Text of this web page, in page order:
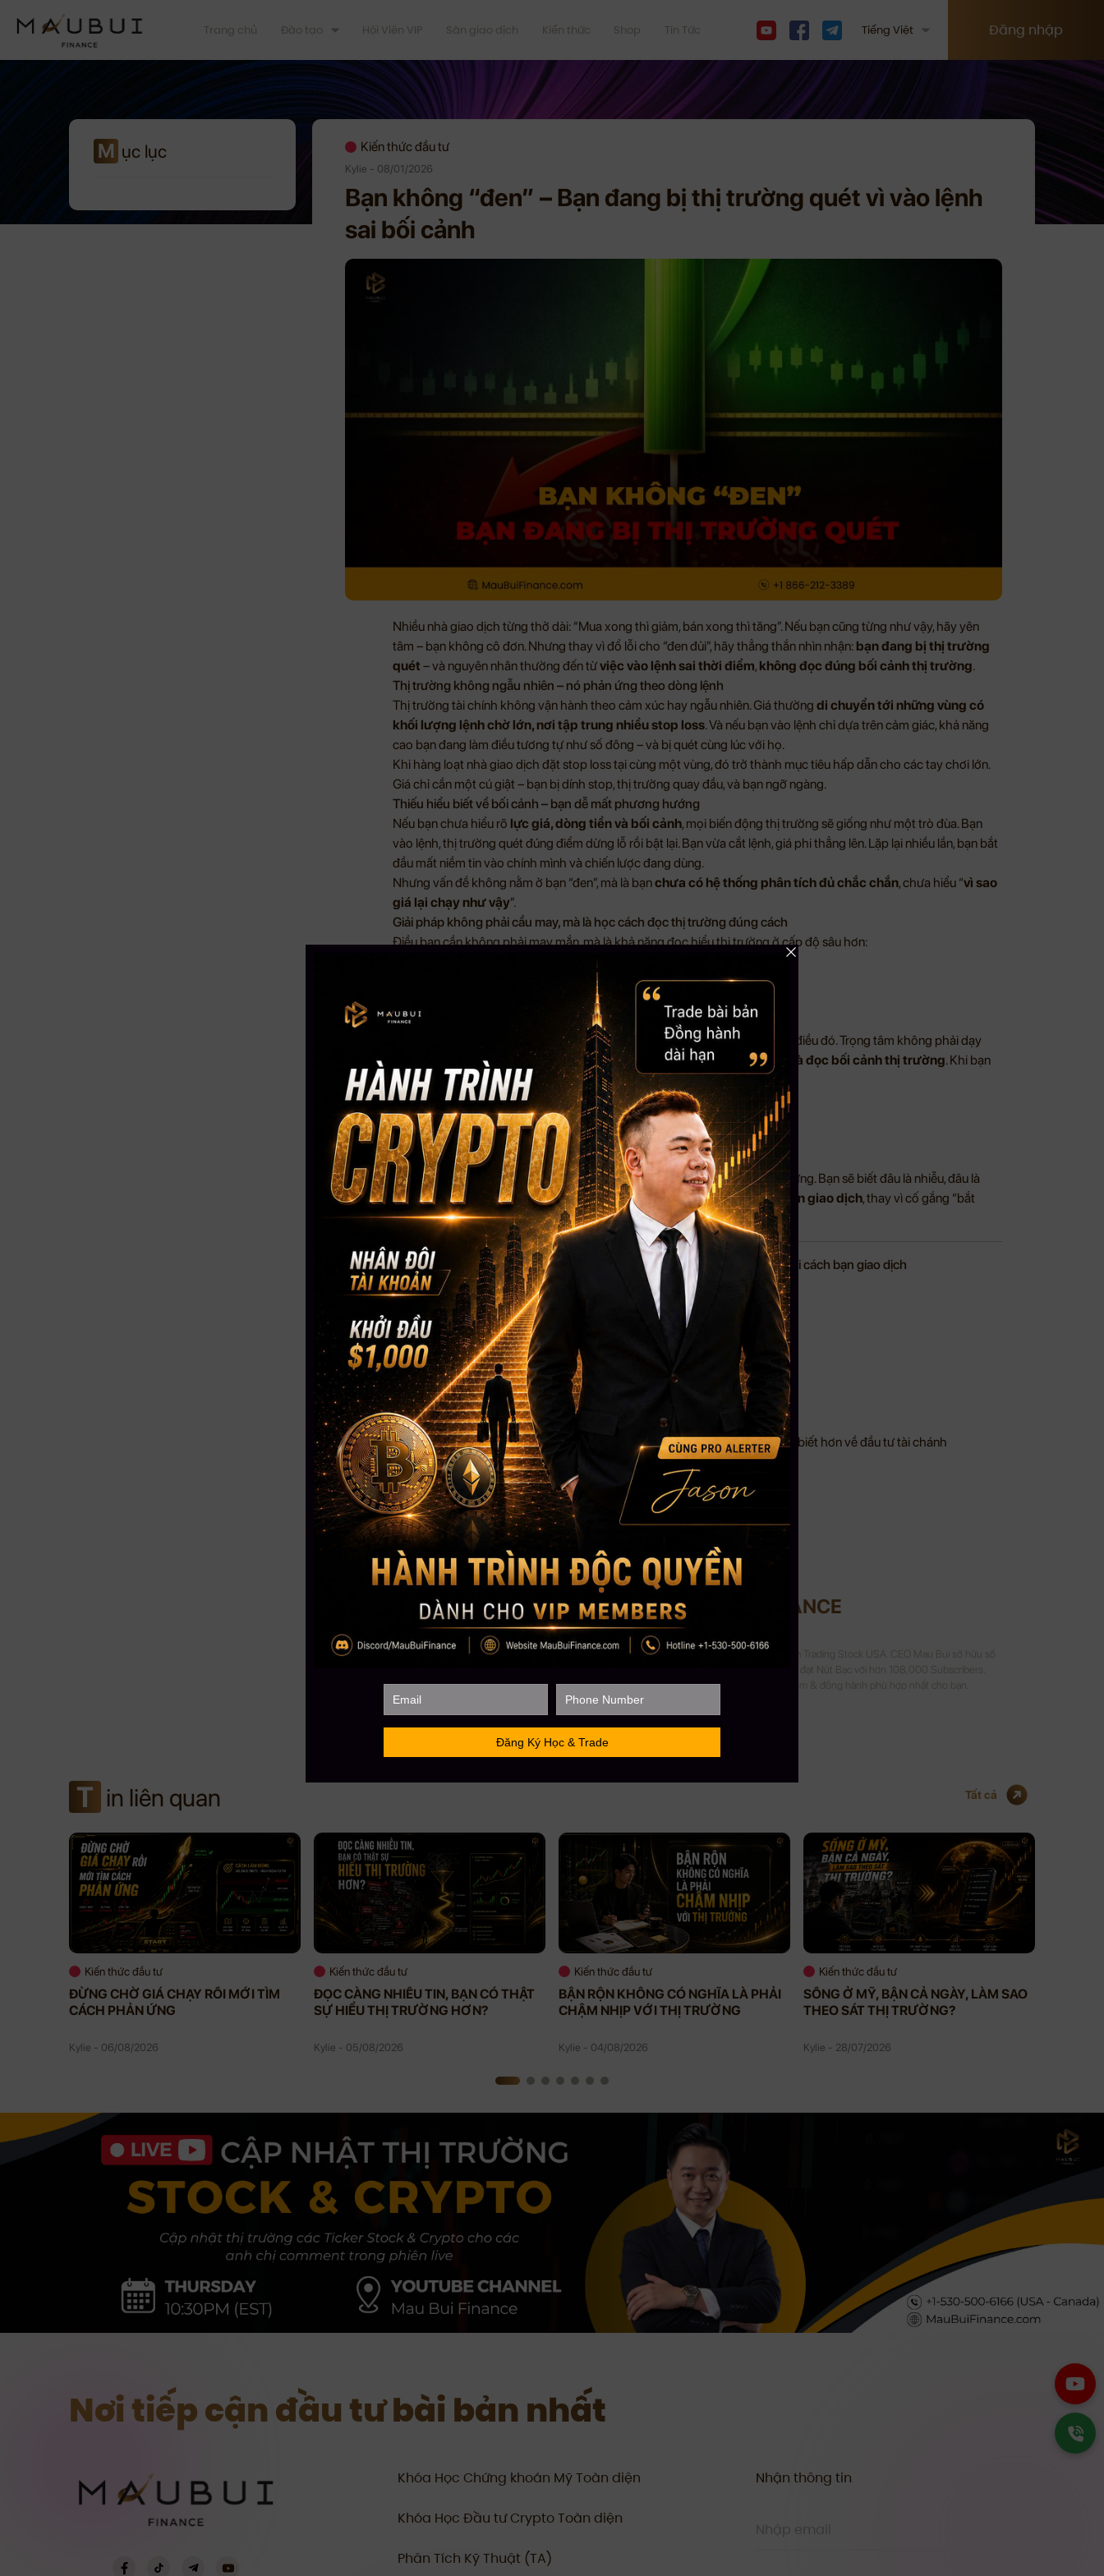
Trang chủ Đào tạo Hội Viên VIP Sàn giao dịch Kiến thức Shop Tin Tức Tiếng Việt Đăng nhập
M ục lục Kiến thức đầu tư
Kylie - 08/01/2026
Bạn không “đen” – Bạn đang bị thị trường quét vì vào lệnh
sai bối cảnh
Nhiều nhà giao dịch từng thở dài: “Mua xong thì giảm, bán xong thì tăng”. Nếu bạn cũng từng như vậy, hãy yên
tâm – bạn không cô đơn. Nhưng thay vì đổ lỗi cho “đen đủi”, hãy thẳng thắn nhìn nhận: bạn đang bị thị trường
quét – và nguyên nhân thường đến từviệc vào lệnh sai thời điểm, không đọc đúng bối cảnh thị trường.
Thị trường không ngẫu nhiên – nó phản ứng theo dòng lệnh
Thị trường tài chính không vận hành theo cảm xúc hay ngẫu nhiên. Giá thường di chuyển tới những vùng có
khối lượng lệnh chờ lớn, nơi tập trung nhiều stop loss. Và nếu bạn vào lệnh chỉ dựa trên cảm giác, khả năng
cao bạn đang làm điều tương tự như số đông – và bị quét cùng lúc với họ.
Khi hàng loạt nhà giao dịch đặt stop loss tại cùng một vùng, đó trở thành mục tiêu hấp dẫn cho các tay chơi lớn.
Giá chỉ cần một cú giật – bạn bị dính stop, thị trường quay đầu, và bạn ngỡ ngàng.
Thiếu hiểu biết về bối cảnh – bạn dễ mất phương hướng
Nếu bạn chưa hiểu rõ lực giá, dòng tiền và bối cảnh, mọi biến động thị trường sẽ giống như một trò đùa. Bạn
vào lệnh, thị trường quét đúng điểm dừng lỗ rồi bật lại. Bạn vừa cắt lệnh, giá phi thẳng lên. Lặp lại nhiều lần, bạn bắt
đầu mất niềm tin vào chính mình và chiến lược đang dùng.
Nhưng vấn đề không nằm ở bạn “đen”, mà là bạnchưa có hệ thống phân tích đủ chắc chắn, chưa hiểu “vì sao
giá lại chạy như vậy”.
Giải pháp không phải cầu may, mà là học cách đọc thị trường đúng cách
Điều bạn cần không phải may mắn, mà là khả năng đọc hiểu thị trường ở cấp độ sâu hơn:
Ai đang điều khiển nhịp điệu thị trường?
Dòng tiền đang chảy theo hướng nào?
Khi nào nên đứng ngoài thay vì “cố vào”?
K11 Stock Future Tradingđược thiết kế để giúp bạn làm được điều đó. Trọng tâm không phải dạy
bạn “chiêu trò”, mà là hướng dẫn cáchhiểu dòng tiền, phân tích lực giá, và đọc bối cảnh thị trường. Khi bạn
có được kiến thức nền tảng này, bạn sẽ:
Hạn chế bị quét lệnh do whipsaw (giật lên giật xuống)
Tăng xác suất đúng khi vào lệnh
Xây dựng sự tự tin dựa trên hiểu biết chứ không phải cảm xúc
Hiểu “vì sao” để không còn hoảng loạn khi thị trường giật
Khi bạn hiểu lý do phía sau biến động giá, bạn sẽ không còn vội vàng phản ứng. Bạn sẽ biết đâu là nhiễu, đâu là
chuyển pha thật sự. Và điều quan trọng hơn cả: bạn biết lúc nào không nên giao dịch, thay vì cố gắng “bắt
đáy” hay “đu đỉnh” theo cảm xúc.
Nếu bạn cảm thấy thị trường “cứ nhằm mình mà quét” – đã đến lúc xem lại cách bạn giao dịch
Bạn đang vào lệnh theo cảm xúc hay theo hệ thống?
Bạn đang nhìn toàn cảnh hay chỉ chăm chăm vào một đoạn nến nhỏ?
Bạn hiểu lý do dòng tiền dịch chuyển hay chỉ đoán mò?
K11 Stock Future Trading
sẽ giúp bạn làm rõ tất cả những điều này.
Khai giảng:21/01/2026
Thời gian học:9:30PM–11:30PM (giờ New York)
Học LIVE qua Discord – Mau Bui Finance
——————–
MAU BUI FINANCE – Với sứ mệnh giúp hàng triệu người Việt toàn cầu hiểu biết hơn về đầu tư tài chánh
Hotline: +1 866-212-3389
MauBuiFinance.com
Tham gia Discord VIP Group:
https://go.maubuifinance.com/vip2
FOUNDER & CEO MAU BUI FINANCE
CEO MBF
Với kinh nghiệm chinh chiến gần 12 năm Trading Crypto và 8 năm Trading Stock USA. CEO Mau Bui sở hữu số
lượng học viên trên toàn cầu lên đến gần 5000+, kênh Youtube đạt Nút Bạc với hơn 108,000 Subscribers.
CEO Mau Bui sẽ là người coaching hướng dẫn, chia sẻ kinh nghiệm & đồng hành phù hợp nhất cho bạn.
T in liên quan Tất cả
Kiến thức đầu tư
ĐỪNG CHỜ GIÁ CHẠY RỒI MỚI TÌM
CÁCH PHẢN ỨNG
Kylie - 06/08/2026
Kiến thức đầu tư
ĐỌC CÀNG NHIỀU TIN, BẠN CÓ THẬT
SỰ HIỂU THỊ TRƯỜNG HƠN?
Kylie - 05/08/2026
Kiến thức đầu tư
BẬN RỘN KHÔNG CÓ NGHĨA LÀ PHẢI
CHẬM NHỊP VỚI THỊ TRƯỜNG
Kylie - 04/08/2026
Kiến thức đầu tư
SỐNG Ở MỸ, BẬN CẢ NGÀY, LÀM SAO
THEO SÁT THỊ TRƯỜNG?
Kylie - 28/07/2026
Nơi tiếp cận đầu tư bài bản nhất
Khóa Học Chứng khoán Mỹ Toàn diện
Khóa Học Đầu tư Crypto Toàn diện
Phân Tích Kỹ Thuật (TA)
Nhận thông tin